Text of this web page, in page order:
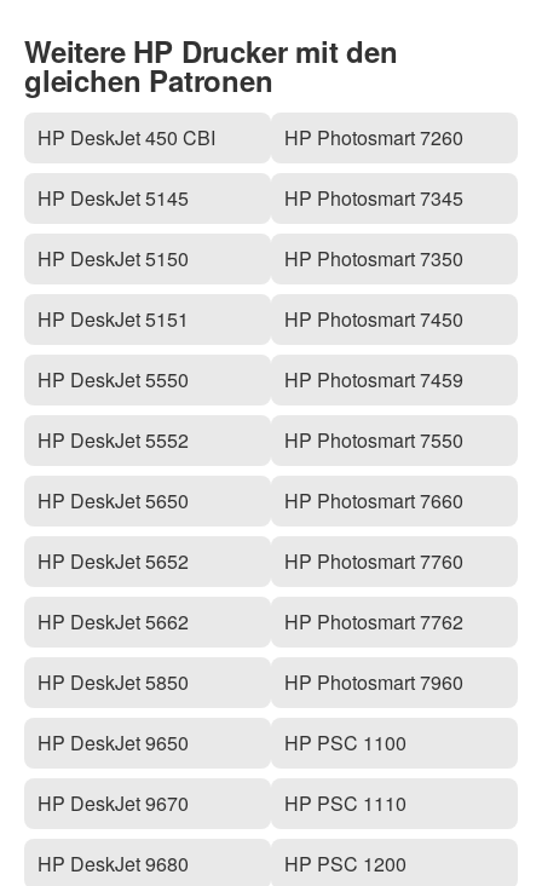
Weitere HP Drucker mit den
gleichen Patronen
HP DeskJet 450 CBI
HP DeskJet 5145
HP DeskJet 5150
HP DeskJet 5151
HP DeskJet 5550
HP DeskJet 5552
HP DeskJet 5650
HP DeskJet 5652
HP DeskJet 5662
HP DeskJet 5850
HP DeskJet 9650
HP DeskJet 9670
HP DeskJet 9680
HP Photosmart 7260
HP Photosmart 7345
HP Photosmart 7350
HP Photosmart 7450
HP Photosmart 7459
HP Photosmart 7550
HP Photosmart 7660
HP Photosmart 7760
HP Photosmart 7762
HP Photosmart 7960
HP PSC 1100
HP PSC 1110
HP PSC 1200